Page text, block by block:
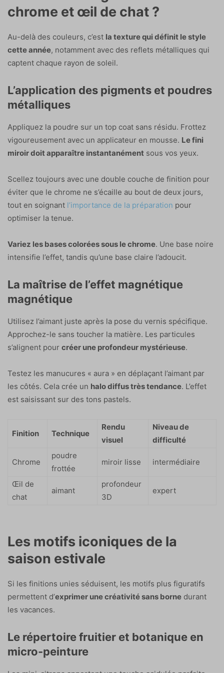
chrome et œil de chat ?
Au-delà des couleurs, c’est la texture qui définit le style
cette année, notamment avec des reflets métalliques qui
captent chaque rayon de soleil.
L’application des pigments et poudres
métalliques
Appliquez la poudre sur un top coat sans résidu. Frottez
vigoureusement avec un applicateur en mousse. Le fini
miroir doit apparaître instantanément sous vos yeux.
Scellez toujours avec une double couche de finition pour
éviter que le chrome ne s’écaille au bout de deux jours,
tout en soignant l’importance de la préparation pour
optimiser la tenue.
Variez les bases colorées sous le chrome. Une base noire
intensifie l’effet, tandis qu’une base claire l’adoucit.
La maîtrise de l’effet magnétique
magnétique
Utilisez l’aimant juste après la pose du vernis spécifique.
Approchez-le sans toucher la matière. Les particules
s’alignent pour créer une profondeur mystérieuse.
Testez les manucures « aura » en déplaçant l’aimant par
les côtés. Cela crée un halo diffus très tendance. L’effet
est saisissant sur des tons pastels.
Finition Technique
Rendu
visuel
Niveau de
difficulté
Chrome
poudre
frottée
miroir lisse intermédiaire
Œil de
chat
aimant
profondeur
3D
expert
Les motifs iconiques de la
saison estivale
Si les finitions unies séduisent, les motifs plus figuratifs
permettent d’exprimer une créativité sans borne durant
les vacances.
Le répertoire fruitier et botanique en
micro-peinture